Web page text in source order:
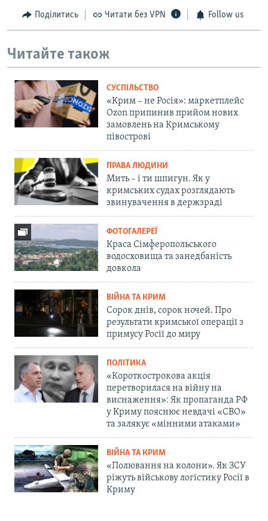
Поділитись Читати без VPN Follow us
Читайте також
СУСПІЛЬСТВО
«Крим – не Росія»: маркетплейс
Ozon припинив прийом нових
замовлень на Кримському
півострові
ПРАВА ЛЮДИНИ
Мить – і ти шпигун. Як у
кримських судах розглядають
звинувачення в держзраді
ФОТОГАЛЕРЕЇ
Краса Сімферопольського
водосховища та занедбаність
довкола
ВІЙНА ТА КРИМ
Сорок днів, сорок ночей. Про
результати кримської операції з
примусу Росії до миру
ПОЛІТИКА
«Короткострокова акція
перетворилася на війну на
виснаження»: Як пропаганда РФ
у Криму пояснює невдачі «СВО»
та залякує «мінними атаками»
ВІЙНА ТА КРИМ
«Полювання на колони». Як ЗСУ
ріжуть військову логістику Росії в
Криму